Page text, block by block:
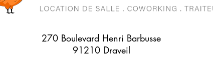
270 Boulevard Henri Barbusse
91210 Draveil